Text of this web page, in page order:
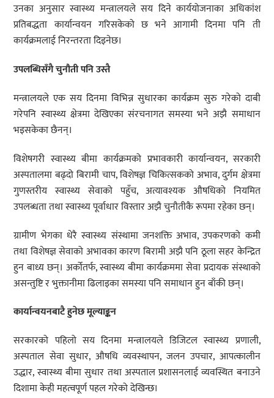
उनका अनुसार स्वास्थ्य मन्त्रालयले सय दिने कार्ययोजनाका अधिकांश
प्रतिबद्धता कार्यान्वयन गरिसकेको छ भने आगामी दिनमा पनि ती
कार्यक्रमलाई निरन्तरता दिइनेछ।
उपलब्धिसँगै चुनौती पनि उस्तै
मन्त्रालयले एक सय दिनमा विभिन्न सुधारका कार्यक्रम सुरु गरेको दाबी
गरेपनि स्वास्थ्य क्षेत्रमा देखिएका संरचनागत समस्या भने अझै समाधान
भइसकेका छैनन्।
विशेषगरी स्वास्थ्य बीमा कार्यक्रमको प्रभावकारी कार्यान्वयन, सरकारी
अस्पतालमा बढ्दो बिरामी चाप, विशेषज्ञ चिकित्सकको अभाव, दुर्गम क्षेत्रमा
गुणस्तरीय स्वास्थ्य सेवाको पहुँच, अत्यावश्यक औषधिको नियमित
उपलब्धता तथा स्वास्थ्य पूर्वाधार विस्तार अझै चुनौतीकै रूपमा रहेका छन्।
ग्रामीण भेगका धेरै स्वास्थ्य संस्थामा जनशक्ति अभाव, उपकरणको कमी
तथा विशेषज्ञ सेवाको अभावका कारण बिरामी अझै पनि ठूला सहर केन्द्रित
हुन बाध्य छन्। अर्कोतर्फ, स्वास्थ्य बीमा कार्यक्रममा सेवा प्रदायक संस्थाको
असन्तुष्टि र भुक्तानीमा ढिलाइका समस्या पनि समाधान हुन बाँकी छन्।
कार्यान्वयनबाटै हुनेछ मूल्याङ्कन
सरकारको पहिलो सय दिनमा मन्त्रालयले डिजिटल स्वास्थ्य प्रणाली,
अस्पताल सेवा सुधार, औषधि व्यवस्थापन, जलन उपचार, आपत्कालीन
उद्धार, स्वास्थ्य बीमा सुधार तथा अस्पताल प्रशासनलाई व्यवस्थित बनाउने
दिशामा केही महत्वपूर्ण पहल गरेको देखिन्छ।